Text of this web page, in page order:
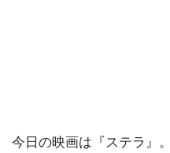
今日の映画は『ステラ』